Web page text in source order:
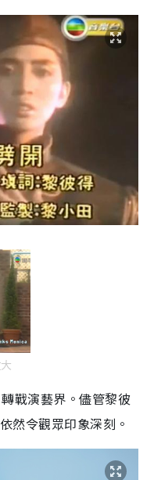
戰演藝界。儘管黎彼
然令觀眾印象深刻。